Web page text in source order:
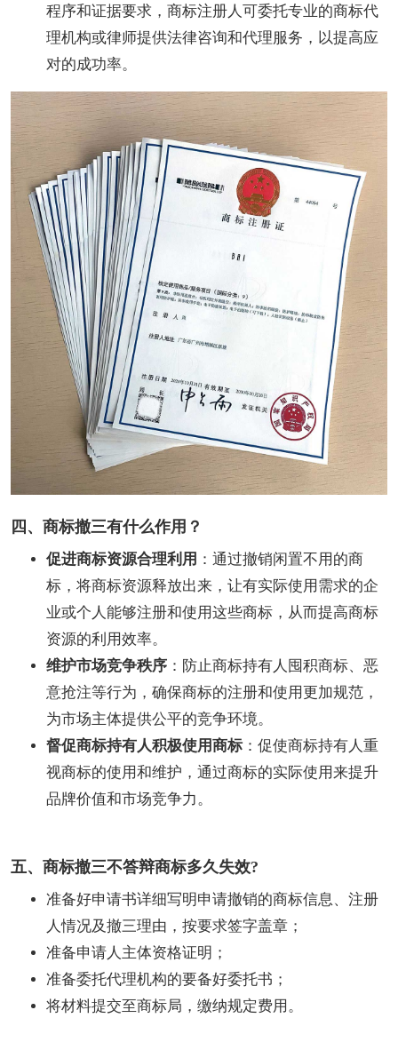
程序和证据要求，商标注册人可委托专业的商标代
理机构或律师提供法律咨询和代理服务，以提高应
对的成功率。
四、商标撤三有什么作用？
促进商标资源合理利用 ：通过撤销闲置不用的商
标，将商标资源释放出来，让有实际使用需求的企
业或个人能够注册和使用这些商标，从而提高商标
资源的利用效率。
维护市场竞争秩序 ：防止商标持有人囤积商标、恶
意抢注等行为，确保商标的注册和使用更加规范，
为市场主体提供公平的竞争环境。
督促商标持有人积极使用商标 ：促使商标持有人重
视商标的使用和维护，通过商标的实际使用来提升
品牌价值和市场竞争力。
五、商标撤三不答辩商标多久失效?
准备好申请书详细写明申请撤销的商标信息、注册
人情况及撤三理由，按要求签字盖章；
准备申请人主体资格证明；
准备委托代理机构的要备好委托书；
将材料提交至商标局，缴纳规定费用。